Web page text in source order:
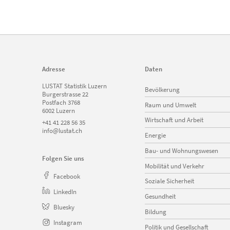
Adresse
LUSTAT Statistik Luzern
Burgerstrasse 22
Postfach 3768
6002 Luzern
+41 41 228 56 35
info@lustat.ch
Folgen Sie uns
Facebook
LinkedIn
Bluesky
Instagram
Daten
Navigation
überspringen
Bevölkerung
Raum und Umwelt
Wirtschaft und Arbeit
Energie
Bau- und Wohnungswesen
Mobilität und Verkehr
Soziale Sicherheit
Gesundheit
Bildung
Politik und Gesellschaft